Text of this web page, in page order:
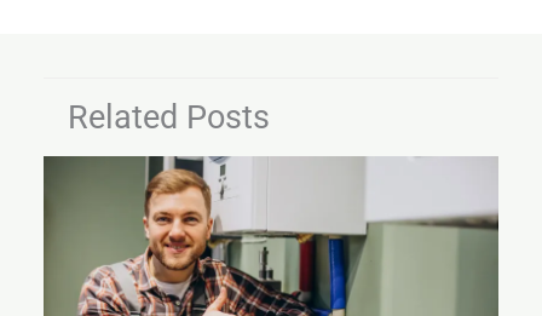
Related Posts